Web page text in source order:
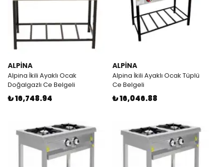
ALPİNA
Alpina İkili Ayaklı Ocak
Doğalgazlı Ce Belgeli
₺ 16,748.94
ALPİNA
Alpina İkili Ayaklı Ocak Tüplü
Ce Belgeli
₺ 16,046.88